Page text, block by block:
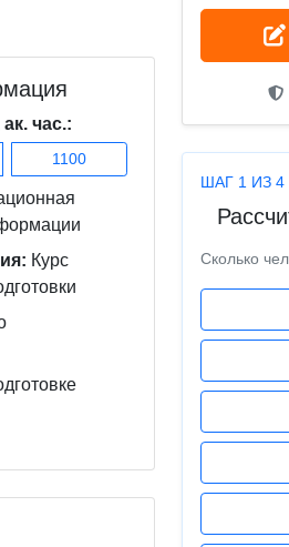
час.:
1100
Курс
ШАГ 1 ИЗ 4
Сколько